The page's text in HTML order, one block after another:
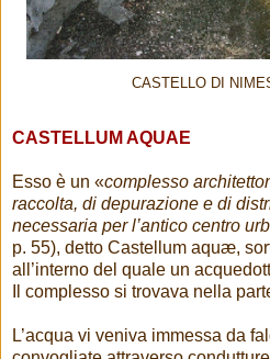
CASTELLO DI
CASTELLUM AQUAE
Esso è un «complesso
raccolta, di depurazione e di
necessaria per l’antico centro
p. 55), detto Castellum aquæ,
all’interno del quale un
Il complesso si trovava nella
L’acqua vi veniva immessa da